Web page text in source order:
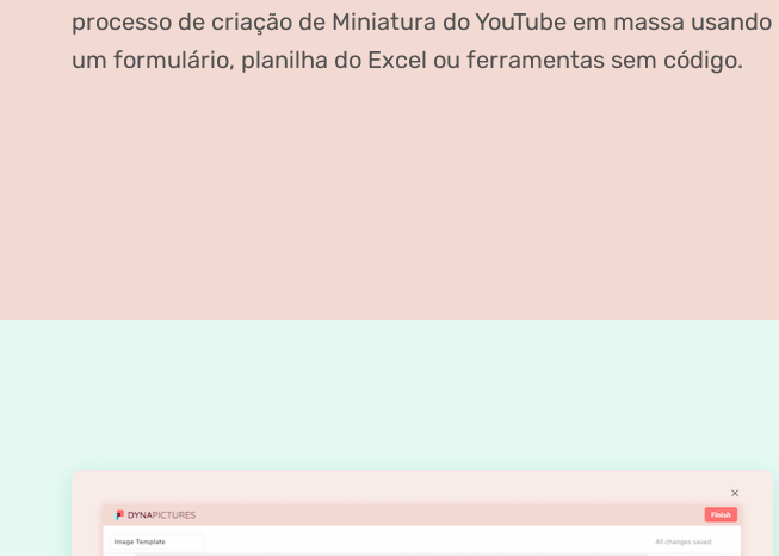
processo de criação de Miniatura do YouTube em massa usando
um formulário, planilha do Excel ou ferramentas sem código.